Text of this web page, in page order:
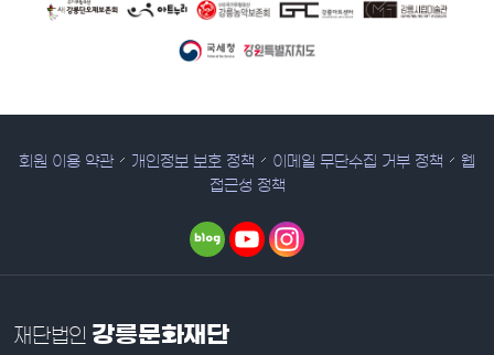
회원 이용 약관 개인정보 보호 정책 이메일 무단수집 거부 정책
웹
접근성 정책
재단법인 강릉문화재단